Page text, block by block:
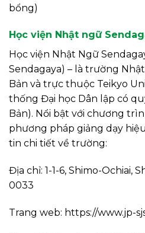
bổng)
Học viện Nhật ngữ
Học viện Nhật Ngữ
Sendagaya) – là trường
Bản và trực thuộc Teikyo
thống Đại học Dân lập có
Bản). Nổi bật với chương
phương pháp giảng dạy
tin chi tiết về trường:
Địa chỉ: 1-1-6, Shimo-Ochiai,
0033
Trang web: https://www.jp-